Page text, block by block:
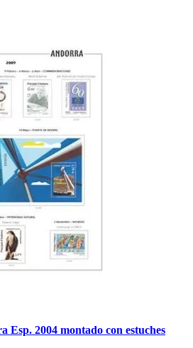
2004 montado con estuches